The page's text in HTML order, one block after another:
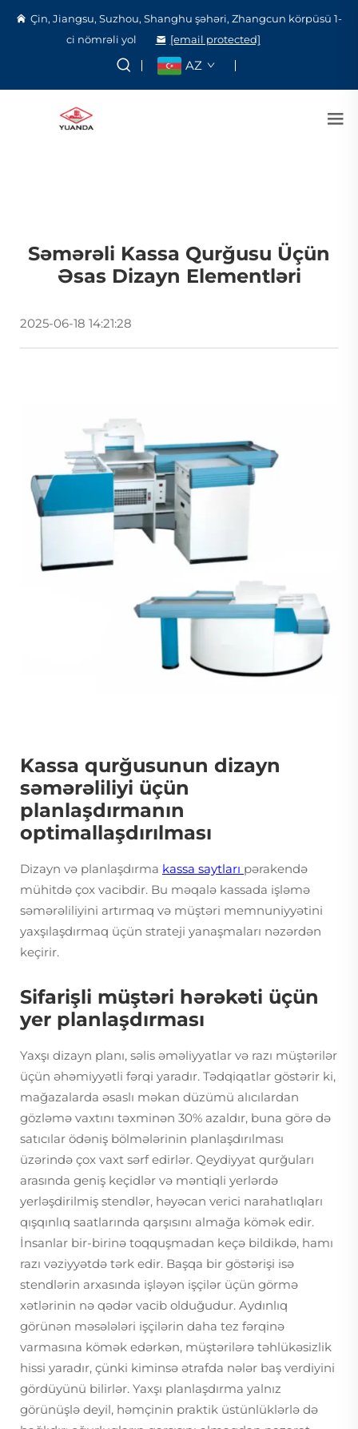
Çin, Jiangsu, Suzhou, Shanghu şəhəri, Zhangcun körpüsü 1-
ci nömrəli yol
[email protected]
AZ
Səmərəli Kassa Qurğusu Üçün
Əsas Dizayn Elementləri
2025-06-18 14:21:28
Kassa qurğusunun dizayn
səmərəliliyi üçün
planlaşdırmanın
optimallaşdırılması
Dizayn və planlaşdırma kassa saytları pərakendə
mühitdə çox vacibdir. Bu məqalə kassada işləmə
səmərəliliyini artırmaq və müştəri memnuniyyətini
yaxşılaşdırmaq üçün strateji yanaşmaları nəzərdən
keçirir.
Sifarişli müştəri hərəkəti üçün
yer planlaşdırması
Yaxşı dizayn planı, səlis əməliyyatlar və razı müştərilər
üçün əhəmiyyətli fərqi yaradır. Tədqiqatlar göstərir ki,
mağazalarda əsaslı məkan düzümü alıcılardan
gözləmə vaxtını təxminən 30% azaldır, buna görə də
satıcılar ödəniş bölmələrinin planlaşdırılması
üzərində çox vaxt sərf edirlər. Qeydiyyat qurğuları
arasında geniş keçidlər və məntiqli yerlərdə
yerləşdirilmiş stendlər, həyəcan verici narahatlıqları
qışqınlıq saatlarında qarşısını almağa kömək edir.
İnsanlar bir-birinə toqquşmadan keçə bildikdə, hamı
razı vəziyyətdə tərk edir. Başqa bir göstərişi isə
stendlərin arxasında işləyən işçilər üçün görmə
xətlərinin nə qədər vacib olduğudur. Aydınlıq
görünən məsələləri işçilərin daha tez fərqinə
varmasına kömək edərkən, müştərilərə təhlükəsizlik
hissi yaradır, çünki kiminsə ətrafda nələr baş verdiyini
gördüyünü bilirlər. Yaxşı planlaşdırma yalnız
görünüşlə deyil, həmçinin praktik üstünlüklərlə də